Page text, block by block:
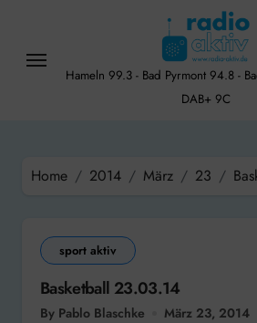
content
Hameln 99.3 - Bad Pyrmont 94.8 -
DAB+ 9C
Home 2014 März 23
sport aktiv
Basketball 23.03.14
By Pablo Blaschke März 23, 2014